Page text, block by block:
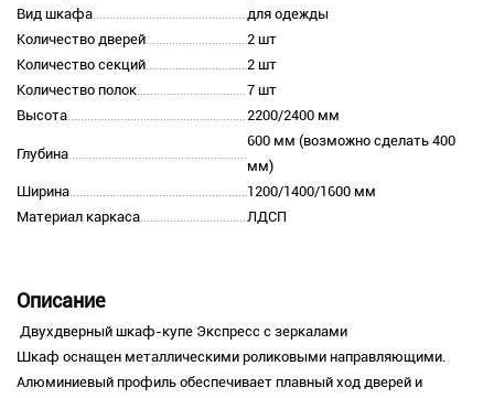
Вид шкафа
для одежды
Количество дверей
2 шт
Количество секций
2 шт
Количество полок
7 шт
Высота
2200/2400 мм
Глубина
600 мм (возможно сделать 400
мм)
Ширина
1200/1400/1600 мм
Материал каркаса
ЛДСП
Описание
Двухдверный шкаф-купе Экспресс с зеркалами
Шкаф оснащен металлическими роликовыми направляющими.
Алюминиевый профиль обеспечивает плавный ход дверей и